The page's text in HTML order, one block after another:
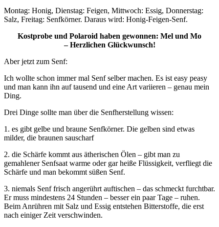
Montag: Honig, Dienstag: Feigen, Mittwoch: Essig, Donnerstag:
Salz, Freitag: Senfkörner. Daraus wird: Honig-Feigen-Senf.
Kostprobe und Polaroid haben gewonnen: Mel und Mo
– Herzlichen Glückwunsch!
Aber jetzt zum Senf:
Ich wollte schon immer mal Senf selber machen. Es ist easy peasy
und man kann ihn auf tausend und eine Art variieren – genau mein
Ding.
Drei Dinge sollte man über die Senfherstellung wissen:
1. es gibt gelbe und braune Senfkörner. Die gelben sind etwas
milder, die braunen sauscharf
2. die Schärfe kommt aus ätherischen Ölen – gibt man zu
gemahlener Senfsaat warme oder gar heiße Flüssigkeit, verfliegt die
Schärfe und man bekommt süßen Senf.
3. niemals Senf frisch angerührt auftischen – das schmeckt furchtbar.
Er muss mindestens 24 Stunden – besser ein paar Tage – ruhen.
Beim Anrühren mit Salz und Essig entstehen Bitterstoffe, die erst
nach einiger Zeit verschwinden.